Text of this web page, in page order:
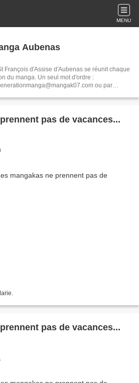
MENU
Aubenas
François d'Assise d'Aubenas se réunit chaque
du manga. Un seul mot d'ordre :
ou par
pas de vacances...
pas de vacances...